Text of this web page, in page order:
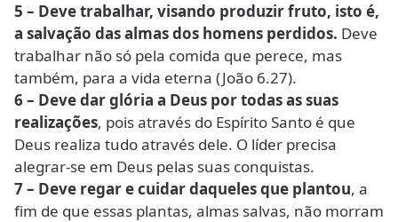
5 – Deve trabalhar, visando produzir fruto, isto é,
a salvação das almas dos homens perdidos. Deve
trabalhar não só pela comida que perece, mas
também, para a vida eterna (João 6.27).
6 – Deve dar glória a Deus por todas as suas
realizações, pois através do Espírito Santo é que
Deus realiza tudo através dele. O líder precisa
alegrar-se em Deus pelas suas conquistas.
7 – Deve regar e cuidar daqueles que plantou, a
fim de que essas plantas, almas salvas, não morram